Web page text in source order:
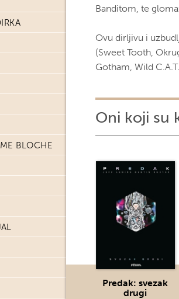
BLOCHE
Banditom, te
Ovu dirljivu i
(Sweet Tooth,
Gotham, Wild
Oni koji su
Predak: svezak
drugi